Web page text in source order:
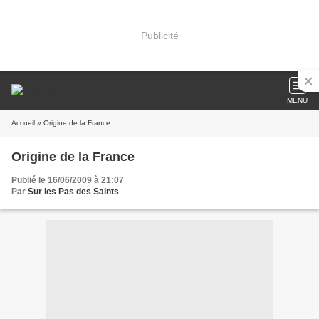
Publicité
MENU
Accueil » Origine de la France
Origine de la France
Publié le 16/06/2009 à 21:07
Par Sur les Pas des Saints